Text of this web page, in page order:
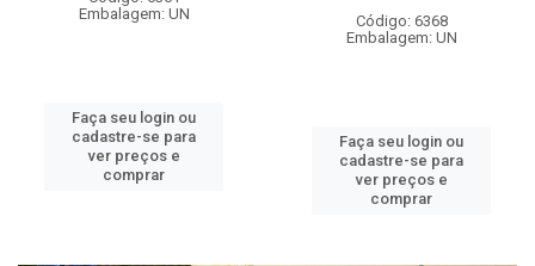
Embalagem: UN
Faça seu login ou
cadastre-se para
ver preços e
comprar
Código: 6368
Embalagem: UN
Faça seu login ou
cadastre-se para
ver preços e
comprar